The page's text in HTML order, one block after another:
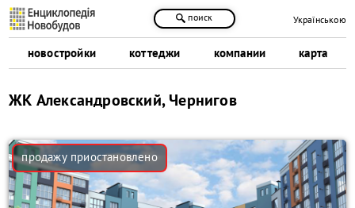
новостройки коттеджи компании карта
поиск Українською
ЖК Александровский, Чернигов